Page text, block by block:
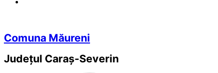
Comuna Măureni
Județul Caraș-Severin